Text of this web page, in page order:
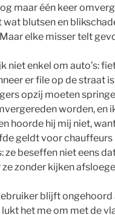
maar één keer
blutsen en
elke misser telt
niet enkel om auto’s:
er file op de straat
opzij moeten
worden, en
hoorde hij mij niet,
geldt voor chauffeurs
ze beseffen niet eens
ze zonder kijken
blijft ongehoord
het me om met de